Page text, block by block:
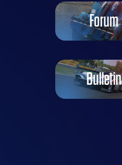
Forum
Bulletin